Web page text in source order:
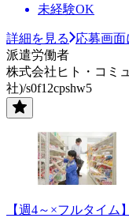
未経験OK
詳細を見る
応募画面
派遣労働者
株式会社ヒト・コミ
社)/s0f12cpshw5
【週4～×フルタイ